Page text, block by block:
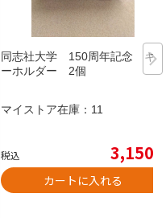
同志社大学 150周年記念 キ
ーホルダー 2個
マイストア在庫： 11
税込 3,150
カートに入れる